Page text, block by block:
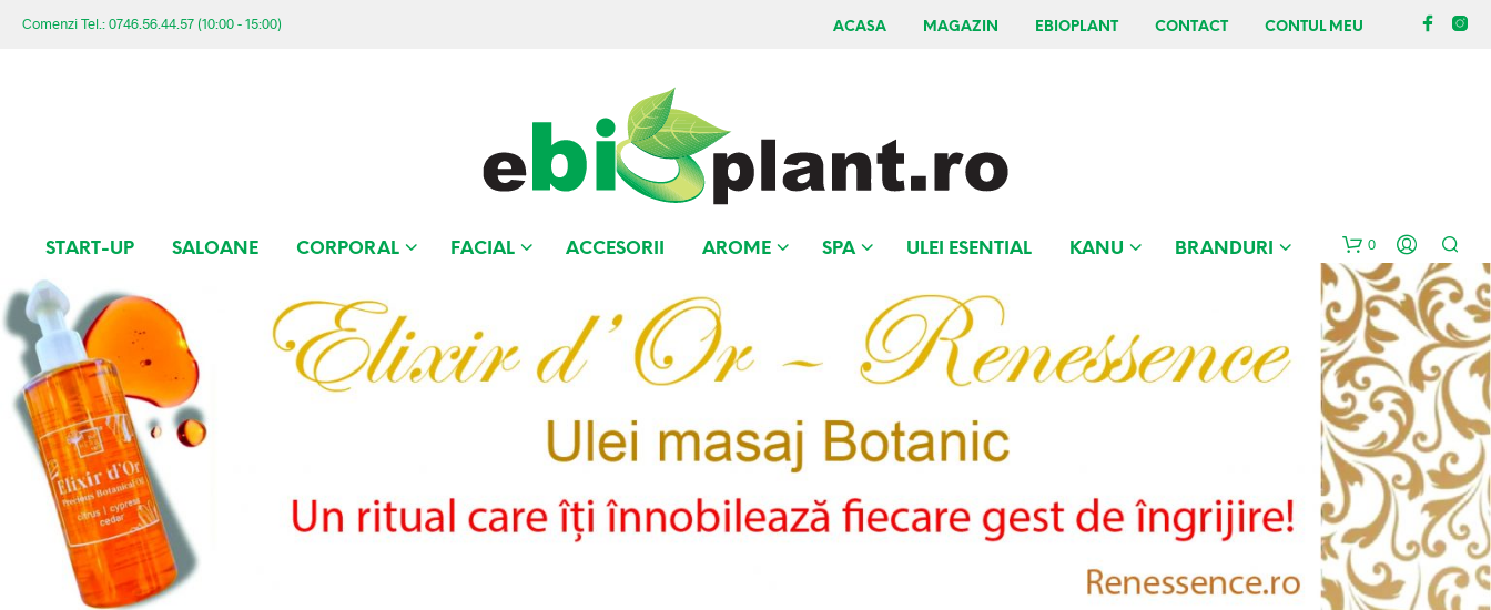
Comenzi Tel.: 0746.56.44.57 (10:00 - 15:00) ACASA MAGAZIN EBIOPLANT CONTACT CONTUL MEU
START-UP SALOANE CORPORAL FACIAL ACCESORII AROME SPA ULEI ESENTIAL KANU BRANDURI 0